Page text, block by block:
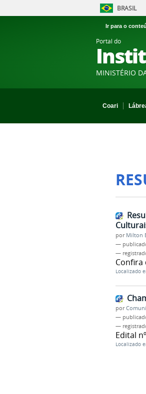
BRASIL
Ir para o
Portal do
MINISTÉRIO
Coari
por Milton
—
—
Confira
Localizado
por
—
—
Edital
Localizado